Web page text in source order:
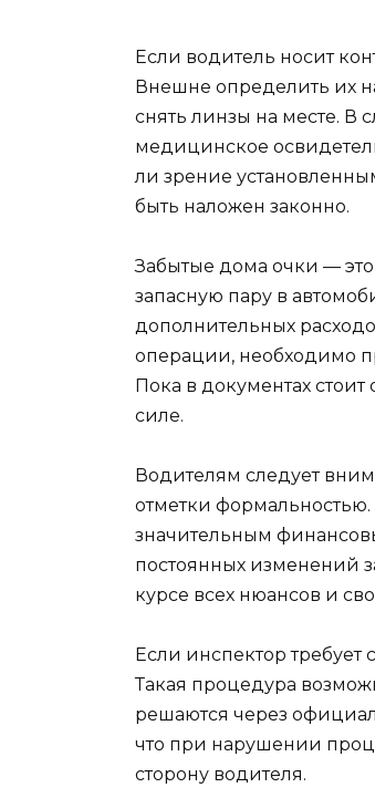
Если водитель носит
Внешне определить их
снять линзы на месте. В
медицинское
ли зрение
быть наложен законно.
Забытые дома очки —
запасную пару в
дополнительных
операции, необходимо
Пока в документах стоит
силе.
Водителям следует
отметки
значительным
постоянных изменений
курсе всех нюансов и
Если инспектор требует
Такая процедура
решаются через
что при нарушении
сторону водителя.